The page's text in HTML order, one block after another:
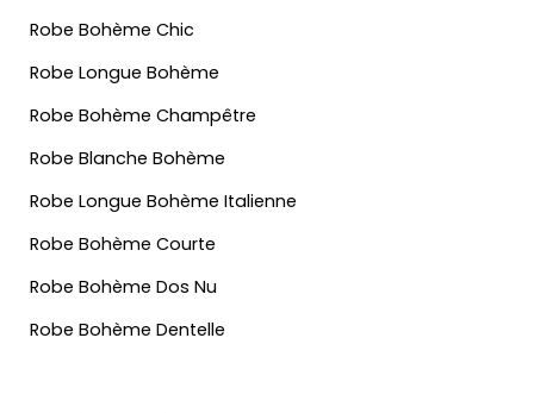
Robe Bohème Chic
Robe Longue Bohème
Robe Bohème Champêtre
Robe Blanche Bohème
Robe Longue Bohème Italienne
Robe Bohème Courte
Robe Bohème Dos Nu
Robe Bohème Dentelle